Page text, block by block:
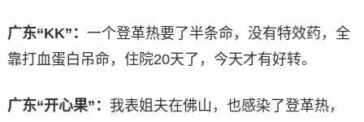
广东“KK”： 一个登革热要了半条命，没有特效药，全
靠打血蛋白吊命，住院20天了，今天才有好转。
广东“开心果”： 我表姐夫在佛山，也感染了登革热，